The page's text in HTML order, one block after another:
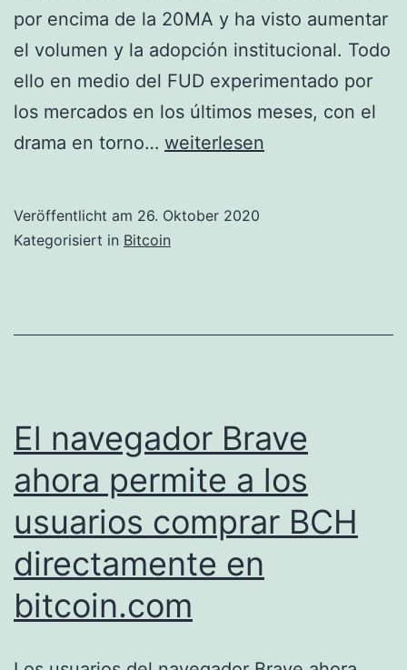
por encima de la 20MA y ha visto aumentar
el volumen y la adopción institucional. Todo
ello en medio del FUD experimentado por
los mercados en los últimos meses, con el
drama en torno… Hacer
para
gran
mercado
weiterlesen
Veröffentlicht am 26. Oktober 2020
Kategorisiert in Bitcoin
El navegador Brave
ahora permite a los
usuarios comprar BCH
directamente en
bitcoin.com